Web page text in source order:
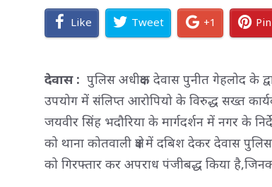
Like Tweet +1
देवास : पुलिस अधीक्षक देवास पुनीत गेहलोद के
उपयोग में संलिप्त आरोपियो के विरुद्ध सख्त
जयवीर सिंह भदौरिया के मार्गदर्शन में नगर के
को थाना कोतवाली क्षेत्र में दबिश देकर देवास
को गिरफ्तार कर अपराध पंजीबद्ध किया